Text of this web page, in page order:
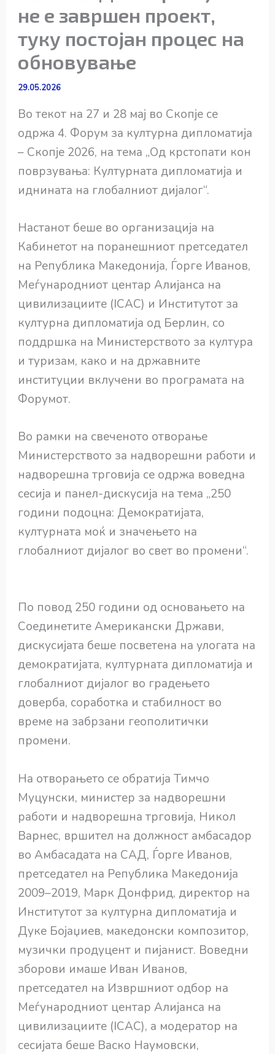
не е завршен проект,
туку постојан процес на
обновување
29.05.2026
Во текот на 27 и 28 мај во Скопје се
одржа 4. Форум за културна дипломатија
– Скопје 2026, на тема „Од крстопати кон
поврзувања: Културната дипломатија и
иднината на глобалниот дијалог“.
Настанот беше во организација на
Кабинетот на поранешниот претседател
на Република Македонија, Ѓорге Иванов,
Меѓународниот центар Алијанса на
цивилизациите (ICAC) и Институтот за
културна дипломатија од Берлин, со
поддршка на Министерството за култура
и туризам, како и на државните
институции вклучени во програмата на
Форумот.
Во рамки на свеченото отворање
Министерството за надворешни работи и
надворешна трговија се одржа воведна
сесија и панел-дискусија на тема „250
години подоцна: Демократијата,
културната моќ и значењето на
глобалниот дијалог во свет во промени“.
По повод 250 години од основањето на
Соединетите Американски Држави,
дискусијата беше посветена на улогата на
демократијата, културната дипломатија и
глобалниот дијалог во градењето
доверба, соработка и стабилност во
време на забрзани геополитички
промени.
На отворањето се обратија Тимчо
Муцунски, министер за надворешни
работи и надворешна трговија, Никол
Варнес, вршител на должност амбасадор
во Амбасадата на САД, Ѓорге Иванов,
претседател на Република Македонија
2009–2019, Марк Донфрид, директор на
Институтот за културна дипломатија и
Дуке Бојаџиев, македонски композитор,
музички продуцент и пијанист. Воведни
зборови имаше Иван Иванов,
претседател на Извршниот одбор на
Меѓународниот центар Алијанса на
цивилизациите (ICAC), а модератор на
сесијата беше Васко Наумовски,